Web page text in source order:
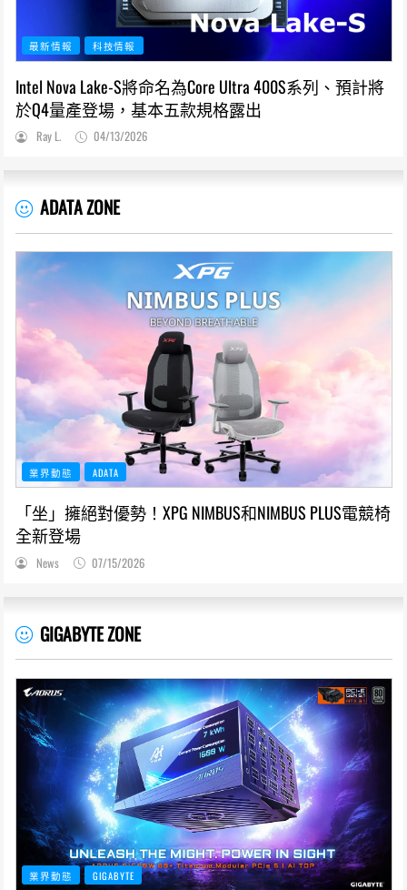
最新情報 科技情報
Intel Nova Lake-S將命名為Core Ultra 400S系列、預計將
於Q4量產登場，基本五款規格露出
Ray L. 04/13/2026
ADATA ZONE
業界動態 ADATA
「坐」擁絕對優勢！XPG NIMBUS和NIMBUS PLUS電競椅
全新登場
News 07/15/2026
GIGABYTE ZONE
業界動態 GIGABYTE